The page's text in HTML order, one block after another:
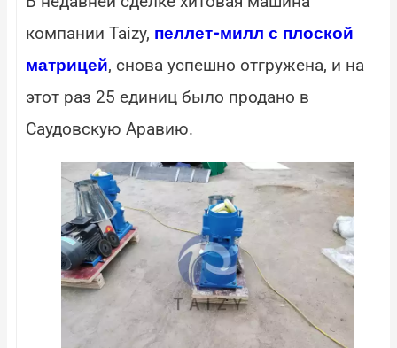
компании Taizy, пеллет-милл с плоской
матрицей, снова успешно отгружена, и на
этот раз 25 единиц было продано в
Саудовскую Аравию.